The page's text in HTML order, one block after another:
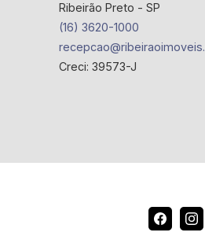
Ribeirão Preto - SP
(16) 3620-1000
Creci: 39573-J